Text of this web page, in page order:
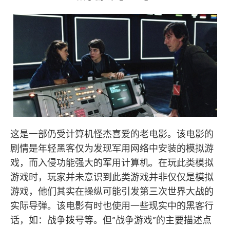
这是一部仍受计算机怪杰喜爱的老电影。该电影的
剧情是年轻黑客仅为发现军用网络中安装的模拟游
戏，而入侵功能强大的军用计算机。在玩此类模拟
游戏时，玩家并未意识到此类游戏并非仅仅是模拟
游戏，他们其实在操纵可能引发第三次世界大战的
实际导弹。该电影有时也使用一些现实中的黑客行
话，如：战争拨号等。但”战争游戏”的主要描述点